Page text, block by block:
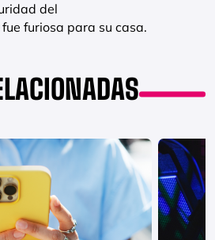
del
furiosa para su casa.